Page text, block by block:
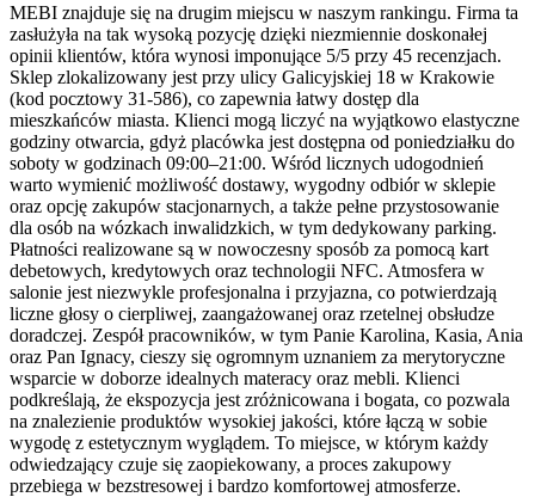
MEBI znajduje się na drugim miejscu w naszym rankingu. Firma ta
zasłużyła na tak wysoką pozycję dzięki niezmiennie doskonałej
opinii klientów, która wynosi imponujące 5/5 przy 45 recenzjach.
Sklep zlokalizowany jest przy ulicy Galicyjskiej 18 w Krakowie
(kod pocztowy 31-586), co zapewnia łatwy dostęp dla
mieszkańców miasta. Klienci mogą liczyć na wyjątkowo elastyczne
godziny otwarcia, gdyż placówka jest dostępna od poniedziałku do
soboty w godzinach 09:00–21:00. Wśród licznych udogodnień
warto wymienić możliwość dostawy, wygodny odbiór w sklepie
oraz opcję zakupów stacjonarnych, a także pełne przystosowanie
dla osób na wózkach inwalidzkich, w tym dedykowany parking.
Płatności realizowane są w nowoczesny sposób za pomocą kart
debetowych, kredytowych oraz technologii NFC. Atmosfera w
salonie jest niezwykle profesjonalna i przyjazna, co potwierdzają
liczne głosy o cierpliwej, zaangażowanej oraz rzetelnej obsłudze
doradczej. Zespół pracowników, w tym Panie Karolina, Kasia, Ania
oraz Pan Ignacy, cieszy się ogromnym uznaniem za merytoryczne
wsparcie w doborze idealnych materacy oraz mebli. Klienci
podkreślają, że ekspozycja jest zróżnicowana i bogata, co pozwala
na znalezienie produktów wysokiej jakości, które łączą w sobie
wygodę z estetycznym wyglądem. To miejsce, w którym każdy
odwiedzający czuje się zaopiekowany, a proces zakupowy
przebiega w bezstresowej i bardzo komfortowej atmosferze.